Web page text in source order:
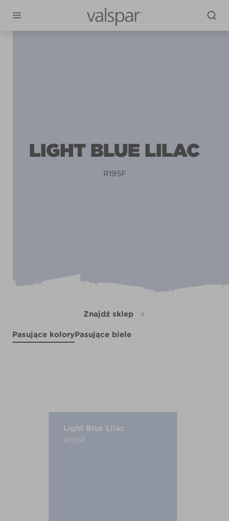
LIGHT BLUE LILAC
R195F
Znajdź sklep
Pasujące koloryPasujące biele
Light Blue Lilac
R195F